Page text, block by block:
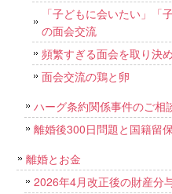
「子どもに会いたい」「
の面会交流
頻繁すぎる面会を取り決
面会交流の鶏と卵
ハーグ条約関係事件のご相
離婚後300日問題と国籍留
離婚とお金
2026年4月改正後の財産分